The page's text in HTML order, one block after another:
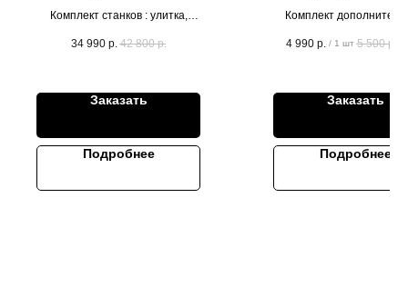
Шарман
Комплект станков : улитка,
34 990 р. 42 800 р.
Заказать
Подробнее
Комплект
профиля малого
4 990 р. / 1 шт 5 500 р.
Заказать
Подробнее